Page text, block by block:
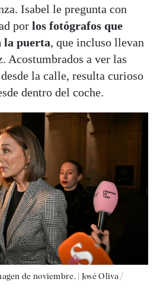
Isabel le pregunta con
por los fotógrafos que
la puerta, que incluso llevan
Acostumbrados a ver las
la calle, resulta curioso
dentro del coche.
de noviembre.
José Oliva /